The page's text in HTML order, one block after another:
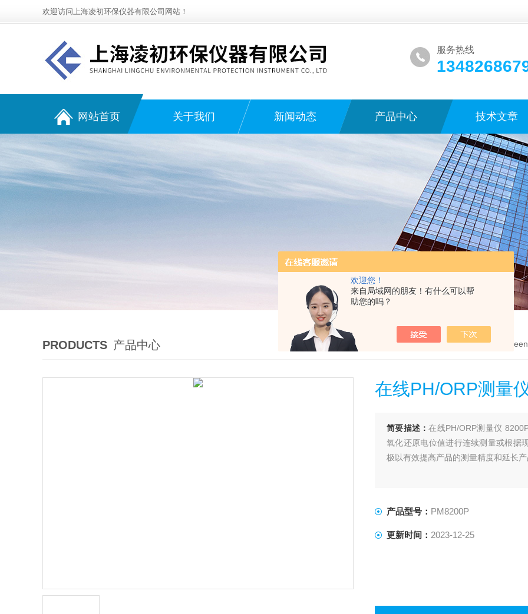
欢迎您！
来自局域网的朋友！有什么可以帮
助您的吗？
欢迎访问上海凌初环保仪器有限公司网站！
服务热线
网站首页 关于我们 新闻动态 产品中心 技术文章
PRODUCTS 产品中心 首页> 产品中心>英国
在线PH/ORP测量
简要描述：在线PH/ORP测量仪
氧化还原电位值进行连续测量或根据
极以有效提高产品的测量精度和延长
产品型号： PM8200P
更新时间： 2023-12-25